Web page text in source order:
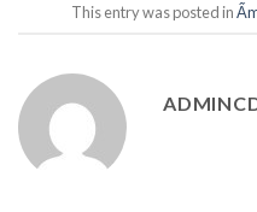
This entry was posted in